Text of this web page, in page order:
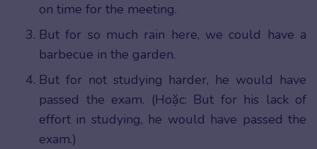
on time for the meeting.
But for so much rain here, we could have a
barbecue in the garden.
But for not studying harder, he would have
passed the exam. (Hoặc: But for his lack of
effort in studying, he would have passed the
exam.)